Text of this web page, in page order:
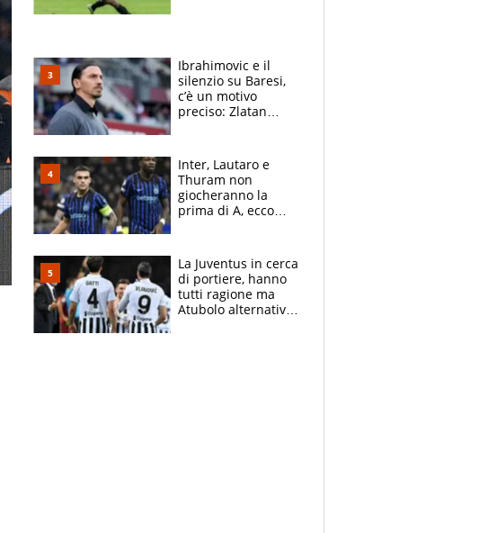
Ibrahimovic e il
silenzio su Baresi,
c’è un motivo
preciso: Zlatan
e dalla morte di
Raiola
Inter, Lautaro e
Thuram non
giocheranno la
prima di A, ecco
Esposito ma la
garanzia è Stankovic
La Juventus in cerca
di portiere, hanno
tutti ragione ma
Atubolo alternativa